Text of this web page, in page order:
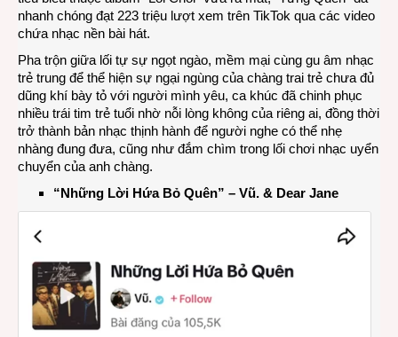
nhanh chóng đạt 223 triệu lượt xem trên TikTok qua các video
chứa nhạc nền bài hát.
Pha trộn giữa lối tự sự ngọt ngào, mềm mại cùng gu âm nhạc
trẻ trung để thể hiện sự ngại ngùng của chàng trai trẻ chưa đủ
dũng khí bày tỏ với người mình yêu, ca khúc đã chinh phục
nhiều trái tim trẻ tuổi nhờ nỗi lòng không của riêng ai, đồng thời
trở thành bản nhạc thịnh hành để người nghe có thể nhẹ
nhàng đung đưa, cũng như đắm chìm trong lối chơi nhạc uyển
chuyển của anh chàng.
“Những Lời Hứa Bỏ Quên” – Vũ. & Dear Jane